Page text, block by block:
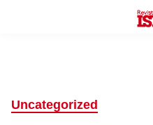
Uncategorized